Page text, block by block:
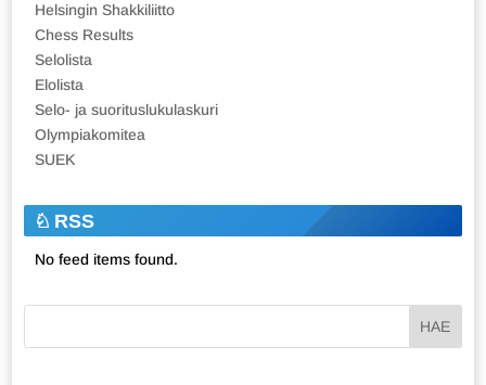
Helsingin Shakkiliitto
Chess Results
Selolista
Elolista
Selo- ja suorituslukulaskuri
Olympiakomitea
SUEK
RSS
No feed items found.